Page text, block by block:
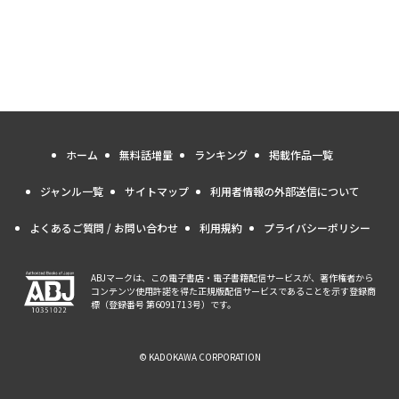
ホーム 無料話増量 ランキング 掲載作品一覧
ジャンル一覧 サイトマップ 利用者情報の外部送信について
よくあるご質問 / お問い合わせ 利用規約 プライバシーポリシー
ABJマークは、この電子書店・電子書籍配信サービスが、著作権者から
コンテンツ使用許諾を得た正規版配信サービスであることを示す登録商
標（登録番号 第6091713号）です。
© KADOKAWA CORPORATION